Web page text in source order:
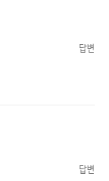
답변
답변